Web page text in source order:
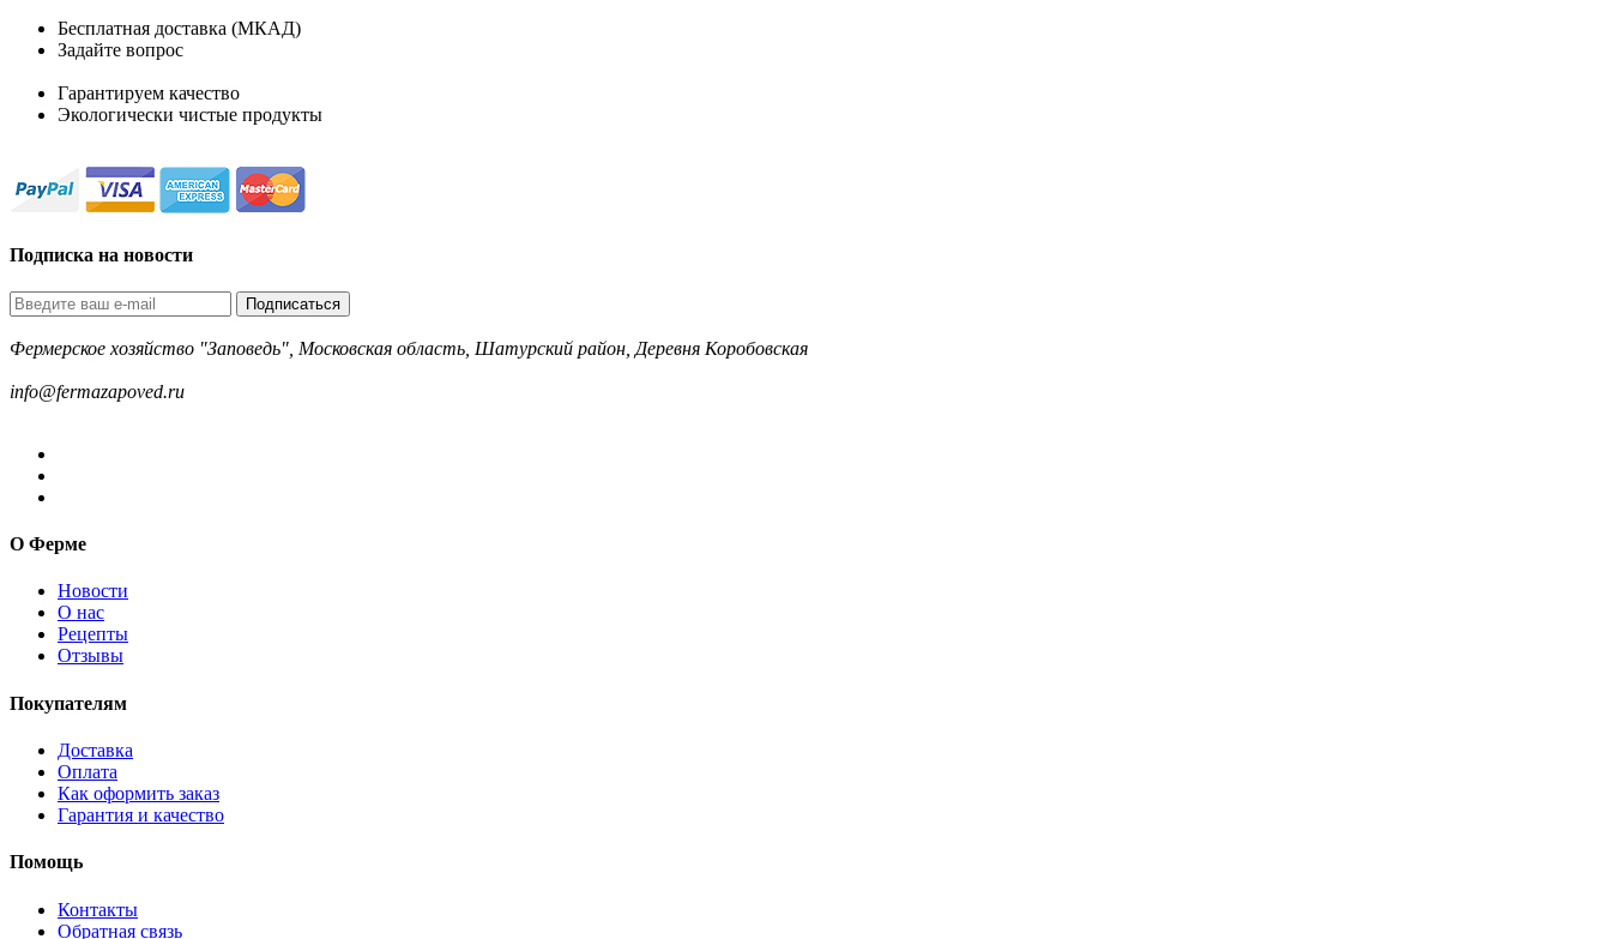
Бесплатная доставка (МКАД)
Задайте вопрос
Гарантируем качество
Экологически чистые продукты
Подписка на новости
Подписаться
Фермерское хозяйство "Заповедь", Московская область, Шатурский район, Деревня Коробовская
info@fermazapoved.ru
О Ферме
Новости
О нас
Рецепты
Отзывы
Покупателям
Доставка
Оплата
Как оформить заказ
Гарантия и качество
Помощь
Контакты
Обратная связь